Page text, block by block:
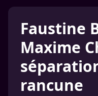
Faustine
Maxime
rancune